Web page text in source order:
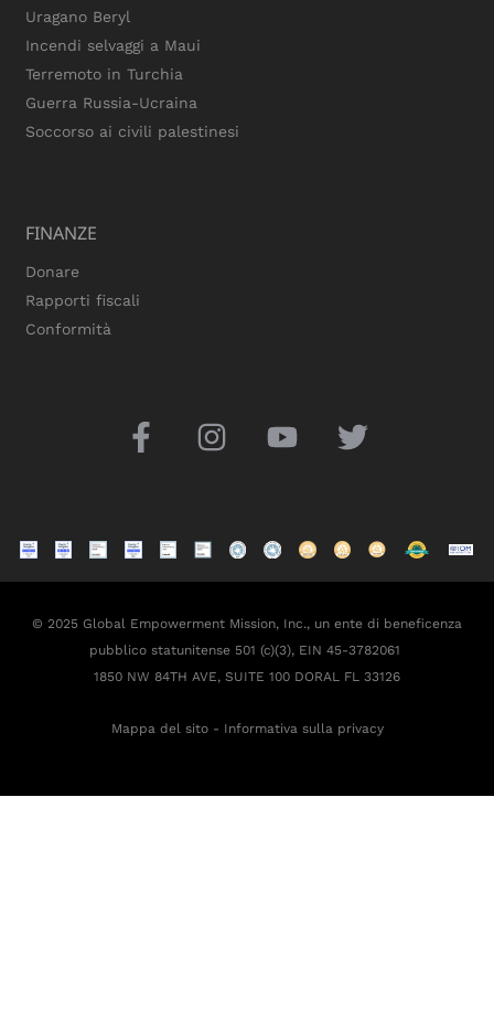
Uragano Beryl
Incendi selvaggi a Maui
Terremoto in Turchia
Guerra Russia-Ucraina
Soccorso ai civili palestinesi
FINANZE
Donare
Rapporti fiscali
Conformità
© 2025 Global Empowerment Mission, Inc., un ente di beneficenza
pubblico statunitense 501 (c)(3), EIN 45-3782061
1850 NW 84TH AVE, SUITE 100 DORAL FL 33126
Mappa del sito- Informativa sulla privacy